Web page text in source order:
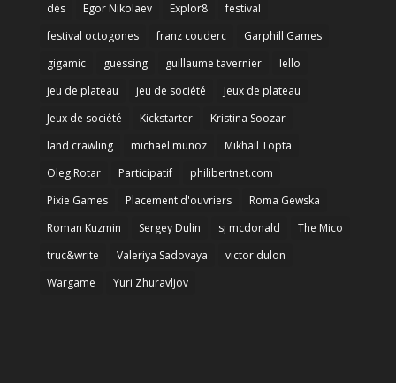
dés
Egor Nikolaev Explor8
festival
festival octogones
franz couderc
Garphill Games
gigamic
guessing guillaume tavernier
Iello
jeu de plateau
jeu de société
Jeux de plateau
Jeux de société
Kickstarter
Kristina Soozar
land crawling
michael munoz
Mikhail Topta
Oleg Rotar
Participatif
philibertnet.com
Pixie Games
Placement d'ouvriers
Roma Gewska
Roman Kuzmin
Sergey Dulin sj mcdonald
The Mico
truc&write
Valeriya Sadovaya
victor dulon
Wargame
Yuri Zhuravljov